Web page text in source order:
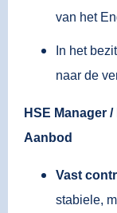
van het
In het
naar de
HSE Manager
Aanbod
Vast
stabiele,